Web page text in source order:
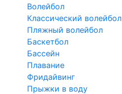
Волейбол
Классический волейбол
Пляжный волейбол
Баскетбол
Бассейн
Плавание
Фридайвинг
Прыжки в воду